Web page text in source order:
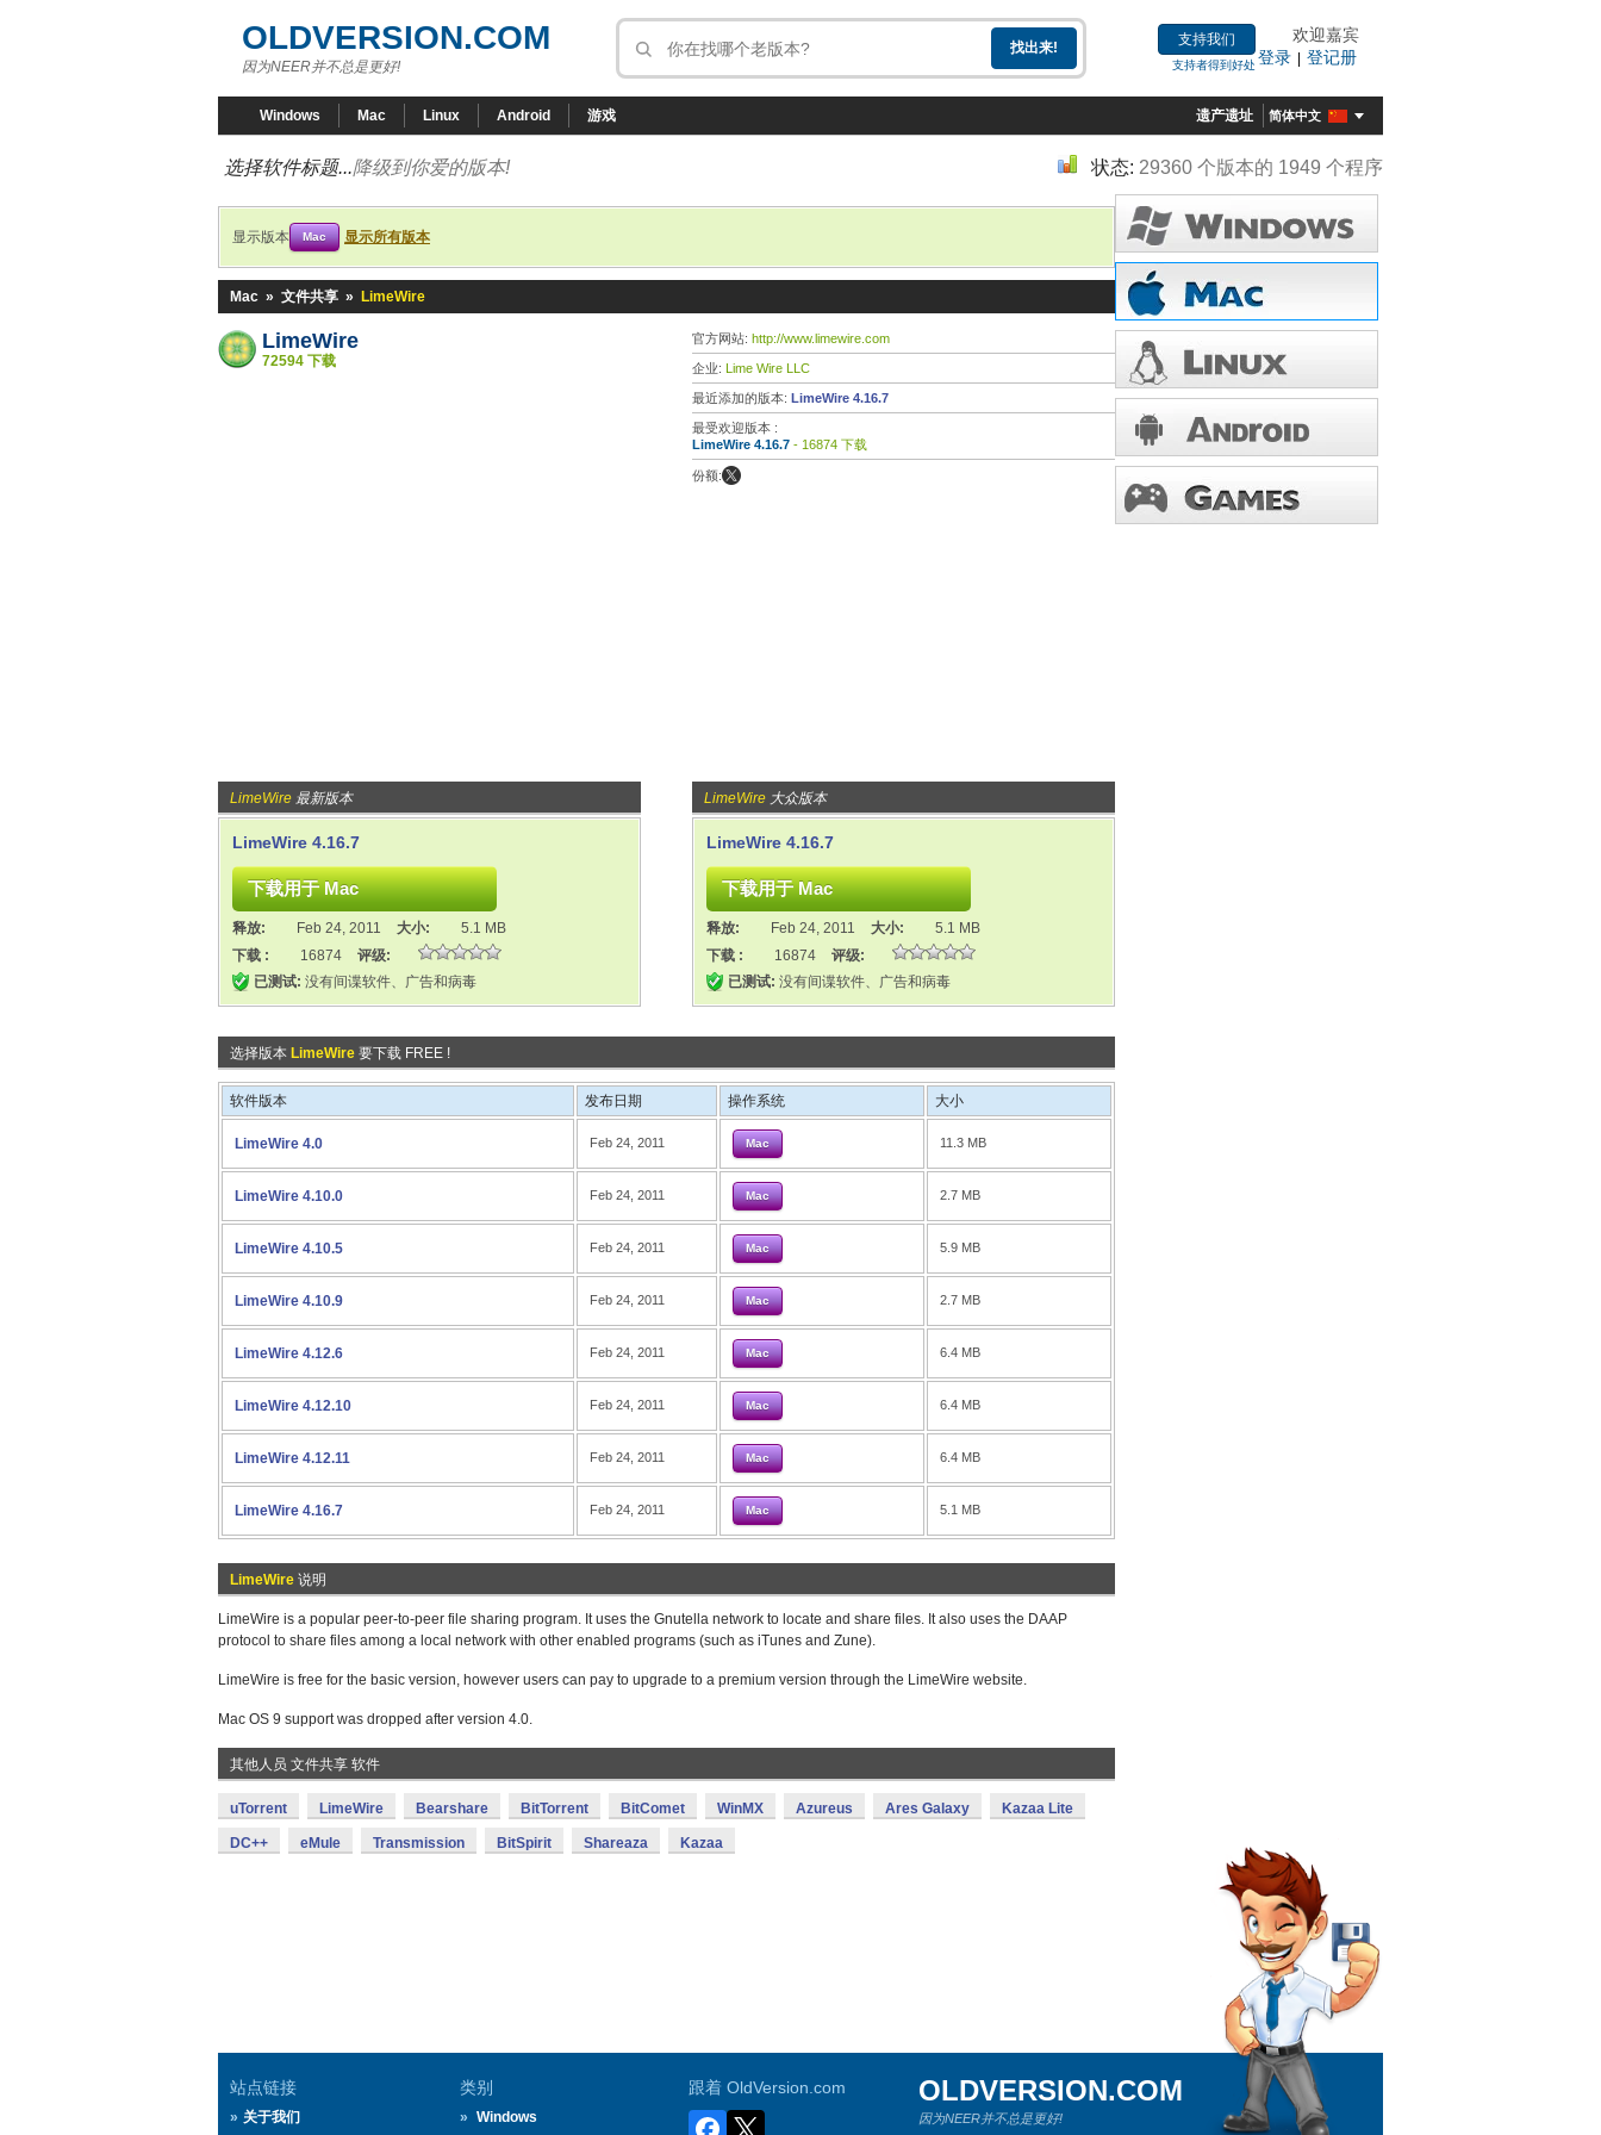
OLDVERSION.COM
因为NEER并不总是更好!
支持我们
支持者得到好处
欢迎嘉宾
登录 | 登记册
Windows Mac Linux Android 游戏 遗产遗址 简体中文
选择软件标题...降级到你爱的版本! 状态: 29360 个版本的 1949 个程序
显示版本 Mac 显示所有版本
Mac » 文件共享 » LimeWire
LimeWire
72594 下载
官方网站: http://www.limewire.com
企业: Lime Wire LLC
最近添加的版本: LimeWire 4.16.7
最受欢迎版本 :
LimeWire 4.16.7 - 16874 下载
份额:
LimeWire 最新版本
LimeWire 4.16.7
释放: Feb 24, 2011 大小:
5.1 MB
下载 :
16874
评级:
已测试: 没有间谍软件、广告和病毒
LimeWire 大众版本
LimeWire 4.16.7
释放: Feb 24, 2011 大小:
5.1 MB
下载 :
16874
评级:
已测试: 没有间谍软件、广告和病毒
选择版本 LimeWire 要下载 FREE !
软件版本 发布日期 操作系统 大小
LimeWire 4.0 Feb 24, 2011 Mac 11.3 MB
LimeWire 4.10.0 Feb 24, 2011 Mac 2.7 MB
LimeWire 4.10.5 Feb 24, 2011 Mac 5.9 MB
LimeWire 4.10.9 Feb 24, 2011 Mac 2.7 MB
LimeWire 4.12.6 Feb 24, 2011 Mac 6.4 MB
LimeWire 4.12.10 Feb 24, 2011 Mac 6.4 MB
LimeWire 4.12.11 Feb 24, 2011 Mac 6.4 MB
LimeWire 4.16.7 Feb 24, 2011 Mac 5.1 MB
LimeWire 说明
LimeWire is a popular peer-to-peer file sharing program. It uses the Gnutella network to locate and share files. It also uses the DAAP
protocol to share files among a local network with other enabled programs (such as iTunes and Zune).
LimeWire is free for the basic version, however users can pay to upgrade to a premium version through the LimeWire website.
Mac OS 9 support was dropped after version 4.0.
其他人员 文件共享 软件
uTorrent LimeWire Bearshare BitTorrent BitComet WinMX Azureus Ares Galaxy Kazaa Lite
DC++ eMule Transmission BitSpirit Shareaza Kazaa
站点链接
关于我们
类别
Windows
跟着 OldVersion.com OLDVERSION.COM
因为NEER并不总是更好!